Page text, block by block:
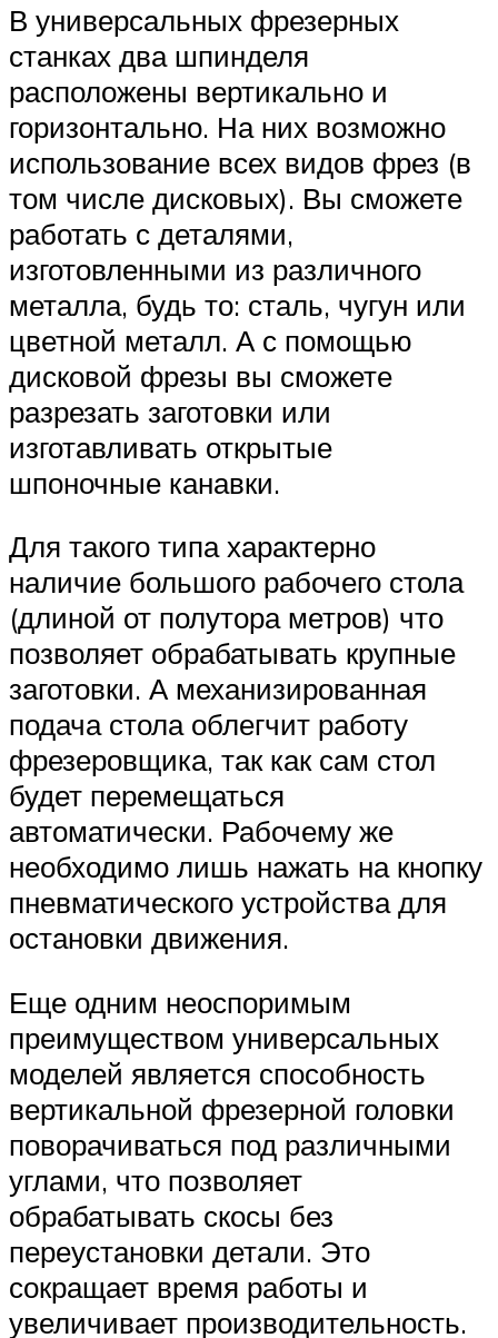
В универсальных фрезерных
станках два шпинделя
расположены вертикально и
горизонтально. На них возможно
использование всех видов фрез (в
том числе дисковых). Вы сможете
работать с деталями,
изготовленными из различного
металла, будь то: сталь, чугун или
цветной металл. А с помощью
дисковой фрезы вы сможете
разрезать заготовки или
изготавливать открытые
шпоночные канавки.
Для такого типа характерно
наличие большого рабочего стола
(длиной от полутора метров) что
позволяет обрабатывать крупные
заготовки. А механизированная
подача стола облегчит работу
фрезеровщика, так как сам стол
будет перемещаться
автоматически. Рабочему же
необходимо лишь нажать на кнопку
пневматического устройства для
остановки движения.
Еще одним неоспоримым
преимуществом универсальных
моделей является способность
вертикальной фрезерной головки
поворачиваться под различными
углами, что позволяет
обрабатывать скосы без
переустановки детали. Это
сокращает время работы и
увеличивает производительность.